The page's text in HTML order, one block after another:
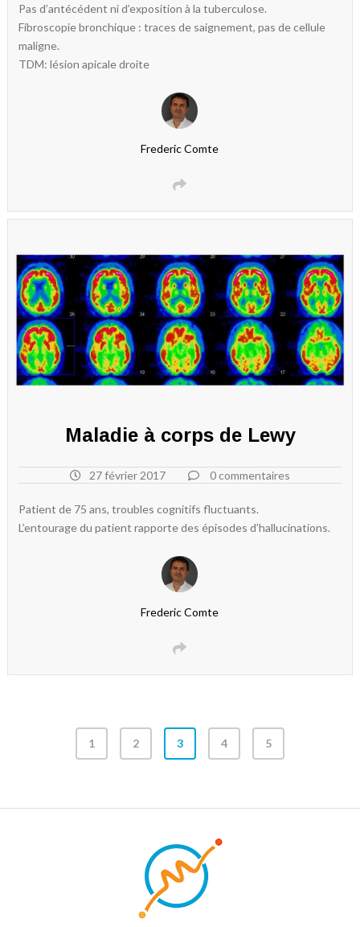
Pas d’antécédent ni d’exposition à la tuberculose.
Fibroscopie bronchique : traces de saignement, pas de cellule
maligne.
TDM: lésion apicale droite
Frederic Comte
Maladie à corps de Lewy
27 février 2017 0 commentaires
Patient de 75 ans, troubles cognitifs fluctuants.
L’entourage du patient rapporte des épisodes d’hallucinations.
Frederic Comte
1 2 3 4 5